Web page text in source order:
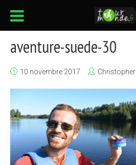
aventure-suede-30
10 novembre 2017 Christopher